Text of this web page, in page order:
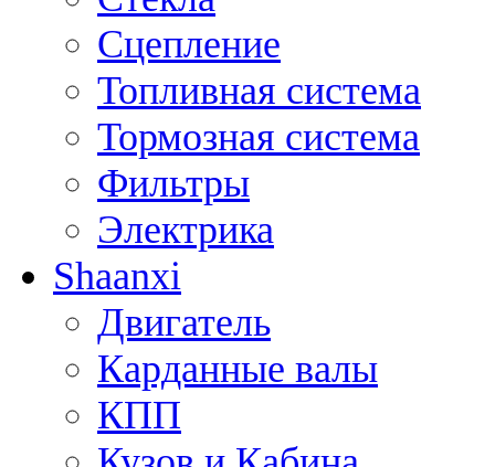
Сцепление
Топливная система
Тормозная система
Фильтры
Электрика
Shaanxi
Двигатель
Карданные валы
КПП